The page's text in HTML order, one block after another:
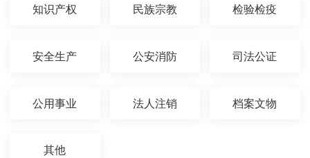
知识产权 民族宗教 检验检疫
安全生产 公安消防 司法公证
公用事业 法人注销 档案文物
其他